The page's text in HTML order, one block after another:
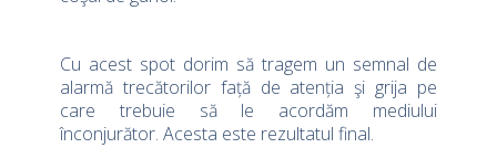
Cu acest spot dorim să tragem un semnal de
alarmă trecătorilor față de atenția şi grija pe
care trebuie să le acordăm mediului
înconjurător. Acesta este rezultatul final.